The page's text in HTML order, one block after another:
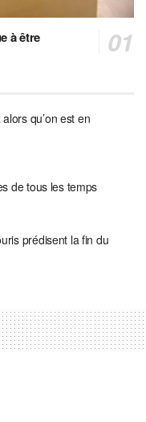
à être
qu’on est en
de tous les temps
prédisent la fin du